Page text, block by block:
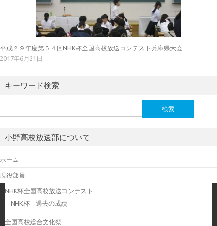
平成２９年度第６４回NHK杯全国高校放送コンテスト兵庫県大会
2017年6月21日
キーワード検索
索:
小野高校放送部について
ホーム
現役部員
NHK杯全国高校放送コンテスト
NHK杯 過去の成績
全国高校総合文化祭